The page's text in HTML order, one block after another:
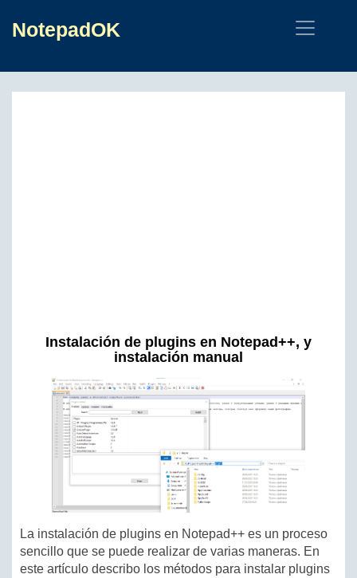
NotepadOK
Instalación de plugins en Notepad++, y
instalación manual
La instalación de plugins en Notepad++ es un proceso
sencillo que se puede realizar de varias maneras. En
este artículo describo los métodos para instalar plugins